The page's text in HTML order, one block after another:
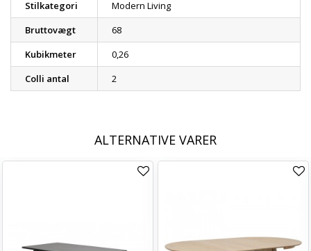
Stilkategori
Modern Living
Bruttovægt
68
Kubikmeter
0,26
Colli antal
2
ALTERNATIVE VARER